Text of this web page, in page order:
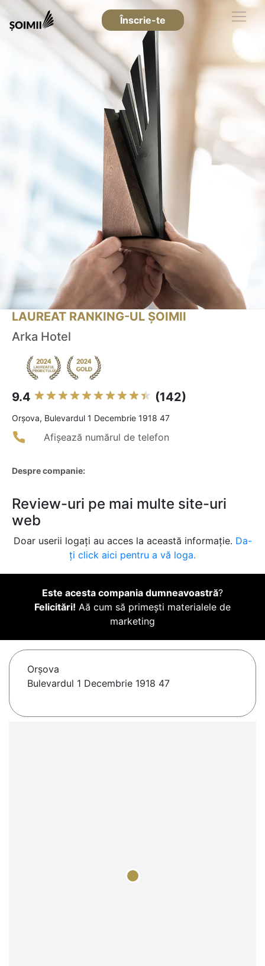
Înscrie-te
LAUREAT RANKING-UL ȘOIMII
Arka Hotel
9.4 (142)
Orşova, Bulevardul 1 Decembrie 1918 47
Afișează numărul de telefon
Despre companie:
Review-uri pe mai multe site-uri
web
Doar userii logați au acces la această informație. Da-
ți click aici pentru a vă loga.
Este acesta compania dumneavoastră?
Felicitări! Aă cum să primești materialele de
marketing
Orşova
Bulevardul 1 Decembrie 1918 47